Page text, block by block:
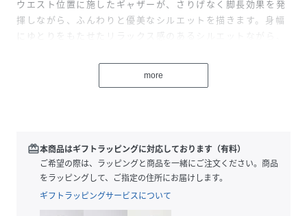
ウエスト位置に施したギャザーが、さりげなく脚長効果を発
揮しながら、ふんわりと優美なシルエットを描きます。身幅
にゆとりをもたせたリラックス感のあるシルエットながら、
します。実用的なサイドポケット付きなのも嬉しいポイン
■素材
肌馴染みの良いコットン100％を使用。
more
redeem本商品はギフトラッピングに対応しております（有料）
ご希望の際は、ラッピングと商品を一緒にご注文ください。商品
をラッピングして、ご指定の住所にお届けします。
ギフトラッピングサービスについて